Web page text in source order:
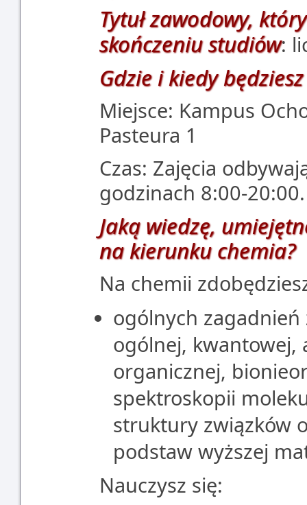
Tytuł zawodowy,
skończeniu studiów:
Gdzie i kiedy
Miejsce: Kampus
Pasteura 1
Czas: Zajęcia
godzinach 8:00-20:00.
Jaką wiedzę,
na kierunku chemia?
Na chemii
ogólnych zagadnień
ogólnej, kwantowej,
organicznej,
spektroskopii
struktury związków
podstaw wyższej
Nauczysz się: